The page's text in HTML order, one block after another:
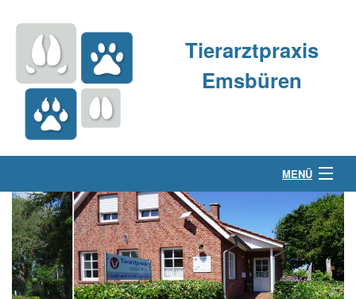
Tierarztpraxis
Emsbüren
MENÜ
Über uns
Kleintierpraxis
Großtierpraxis